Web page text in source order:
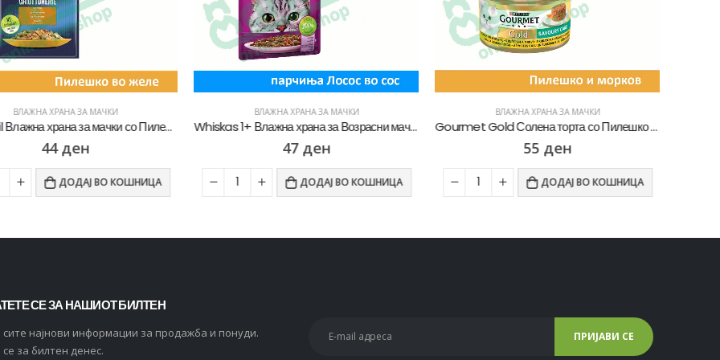
ВЛАЖНА ХРАНА ЗА МАЧКИ
Felix Agail Влажна храна за мачки со Пилешко во желе [Кесичка 85гр]
44ден
ДОДАЈ ВО КОШНИЦА
ВЛАЖНА ХРАНА ЗА МАЧКИ
Whiskas 1+ Влажна храна за Возрасни мачки со Парчиња Лосос во сос [Кесичка 85гр]
47ден
ДОДАЈ ВО КОШНИЦА
ВЛАЖНА ХРАНА ЗА МАЧКИ
Gourmet Gold Солена торта со Пилешко и морков во сос [Конзерва 85гр]
55ден
ДОДАЈ ВО КОШНИЦА
СЕ ЗА НАШИОТ БИЛТЕН
сите најнови информации за продажба и понуди.
за билтен денес.